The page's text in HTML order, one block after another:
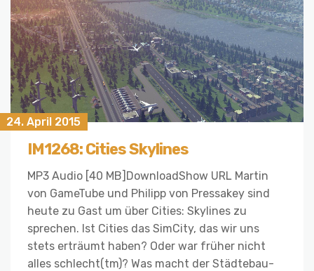
24. April 2015
IM1268: Cities Skylines
MP3 Audio [40 MB]DownloadShow URL Martin
von GameTube und Philipp von Pressakey sind
heute zu Gast um über Cities: Skylines zu
sprechen. Ist Cities das SimCity, das wir uns
stets erträumt haben? Oder war früher nicht
alles schlecht(tm)? Was macht der Städtebau-